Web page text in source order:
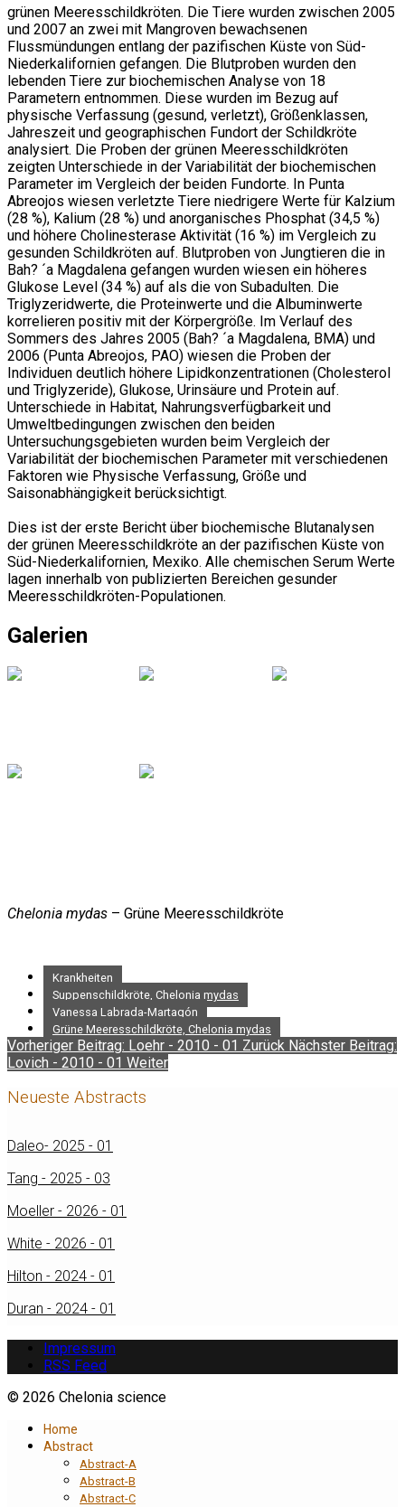
grünen Meeresschildkröten. Die Tiere wurden zwischen 2005
und 2007 an zwei mit Mangroven bewachsenen
Flussmündungen entlang der pazifischen Küste von Süd-
Niederkalifornien gefangen. Die Blutproben wurden den
lebenden Tiere zur biochemischen Analyse von 18
Parametern entnommen. Diese wurden im Bezug auf
physische Verfassung (gesund, verletzt), Größenklassen,
Jahreszeit und geographischen Fundort der Schildkröte
analysiert. Die Proben der grünen Meeresschildkröten
zeigten Unterschiede in der Variabilität der biochemischen
Parameter im Vergleich der beiden Fundorte. In Punta
Abreojos wiesen verletzte Tiere niedrigere Werte für Kalzium
(28 %), Kalium (28 %) und anorganisches Phosphat (34,5 %)
und höhere Cholinesterase Aktivität (16 %) im Vergleich zu
gesunden Schildkröten auf. Blutproben von Jungtieren die in
Bah? ´a Magdalena gefangen wurden wiesen ein höheres
Glukose Level (34 %) auf als die von Subadulten. Die
Triglyzeridwerte, die Proteinwerte und die Albuminwerte
korrelieren positiv mit der Körpergröße. Im Verlauf des
Sommers des Jahres 2005 (Bah? ´a Magdalena, BMA) und
2006 (Punta Abreojos, PAO) wiesen die Proben der
Individuen deutlich höhere Lipidkonzentrationen (Cholesterol
und Triglyzeride), Glukose, Urinsäure und Protein auf.
Unterschiede in Habitat, Nahrungsverfügbarkeit und
Umweltbedingungen zwischen den beiden
Untersuchungsgebieten wurden beim Vergleich der
Variabilität der biochemischen Parameter mit verschiedenen
Faktoren wie Physische Verfassung, Größe und
Saisonabhängigkeit berücksichtigt.
Dies ist der erste Bericht über biochemische Blutanalysen
der grünen Meeresschildkröte an der pazifischen Küste von
Süd-Niederkalifornien, Mexiko. Alle chemischen Serum Werte
lagen innerhalb von publizierten Bereichen gesunder
Meeresschildkröten-Populationen.
Galerien
Chelonia mydas – Grüne Meeresschildkröte
Krankheiten
Suppenschildkröte, Chelonia mydas
Vanessa Labrada-Martagón
Grüne Meeresschildkröte, Chelonia mydas
Vorheriger Beitrag: Loehr - 2010 - 01 Zurück Nächster Beitrag:
Lovich - 2010 - 01 Weiter
Neueste Abstracts
Daleo- 2025 - 01
Tang - 2025 - 03
Moeller - 2026 - 01
White - 2026 - 01
Hilton - 2024 - 01
Duran - 2024 - 01
Impressum
RSS Feed
© 2026 Chelonia science
Home
Abstract
Abstract-A
Abstract-B
Abstract-C